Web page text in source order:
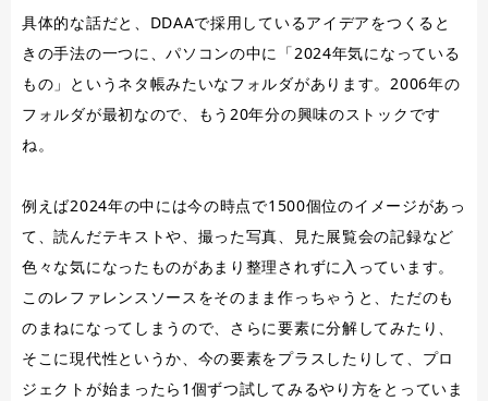
具体的な話だと、DDAAで採用しているアイデアをつくると
きの手法の一つに、パソコンの中に「2024年気になっている
もの」というネタ帳みたいなフォルダがあります。2006年の
フォルダが最初なので、もう20年分の興味のストックです
ね。
例えば2024年の中には今の時点で1500個位のイメージがあっ
て、読んだテキストや、撮った写真、見た展覧会の記録など
色々な気になったものがあまり整理されずに入っています。
このレファレンスソースをそのまま作っちゃうと、ただのも
のまねになってしまうので、さらに要素に分解してみたり、
そこに現代性というか、今の要素をプラスしたりして、プロ
ジェクトが始まったら1個ずつ試してみるやり方をとっていま